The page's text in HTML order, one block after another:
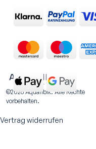
©2026 Aquaribik. Alle Rechte
vorbehalten.
Vertrag widerrufen